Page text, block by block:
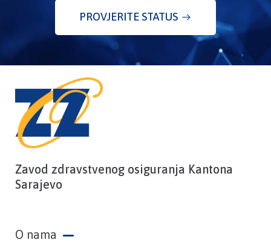
PROVJERITE STATUS
Zavod zdravstvenog osiguranja Kantona
Sarajevo
O nama